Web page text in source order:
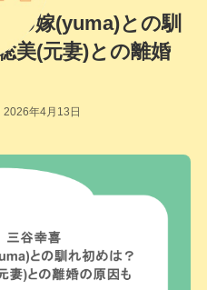
の嫁(yuma)との馴
美(元妻)との離婚
2026年4月13日